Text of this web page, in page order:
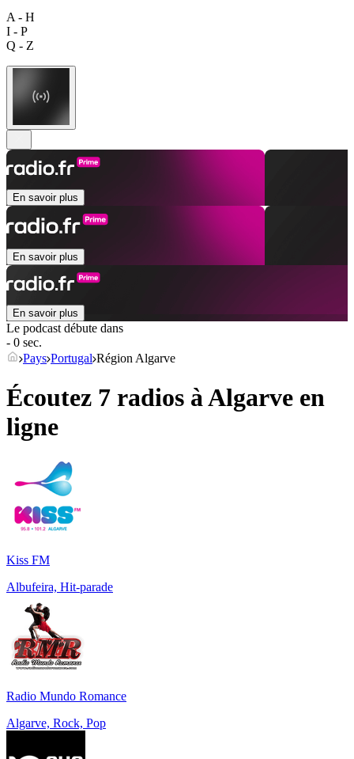
A - H
I - P
Q - Z
En savoir plus
En savoir plus
En savoir plus
Le podcast débute dans
- 0 sec.
Pays Portugal Région Algarve
Écoutez 7 radios àAlgarve en
ligne
Kiss FM
Albufeira, Hit-parade
Radio Mundo Romance
Algarve, Rock, Pop